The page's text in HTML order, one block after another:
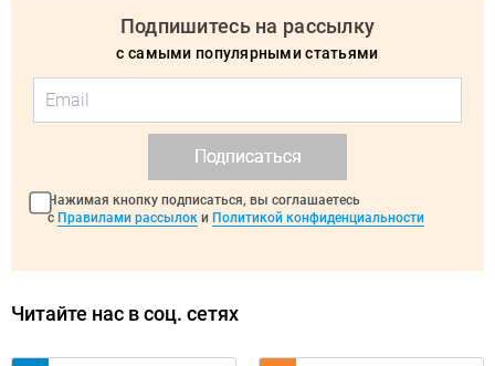
Подпишитесь на рассылку
с самыми популярными статьями
Подписаться
Нажимая кнопку подписаться, вы соглашаетесь
с Правилами рассылок и Политикой конфиденциальности
Читайте нас в соц. сетях